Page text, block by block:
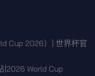
Cup 2026）| 世界杯官
|2026 World Cup